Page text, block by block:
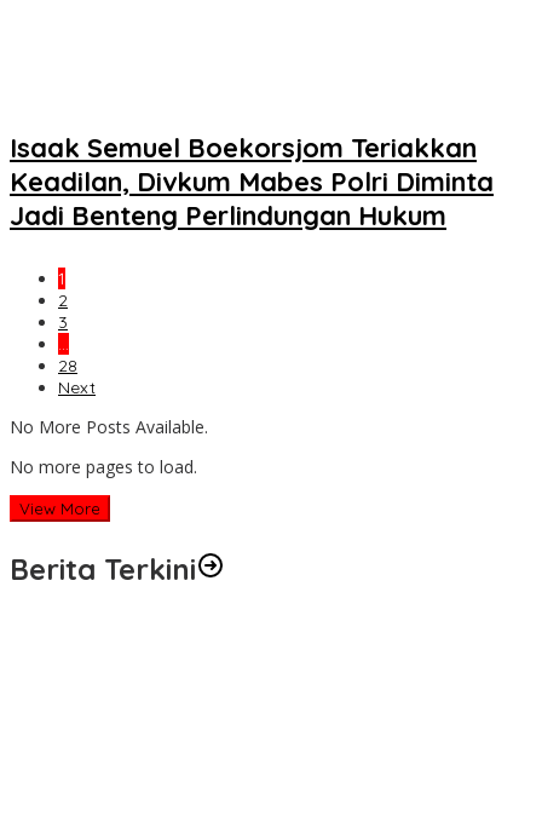
Isaak Semuel Boekorsjom Teriakkan
Keadilan, Divkum Mabes Polri Diminta
Jadi Benteng Perlindungan Hukum
1
2
3
…
28
Next
No More Posts Available.
No more pages to load.
View More
Berita Terkini